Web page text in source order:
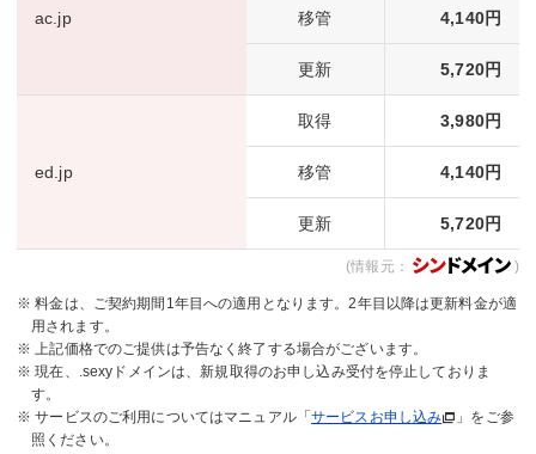
ac.jp 移管 4,140円
更新 5,720円
ed.jp
取得 3,980円
移管 4,140円
更新 5,720円
(情報元： )
※ 料金は、ご契約期間1年目への適用となります。2年目以降は更新料金が適
用されます。
※ 上記価格でのご提供は予告なく終了する場合がございます。
※ 現在、.sexyドメインは、新規取得のお申し込み受付を停止しておりま
す。
※ サービスのご利用についてはマニュアル「 サービスお申し込み
」をご参
照ください。